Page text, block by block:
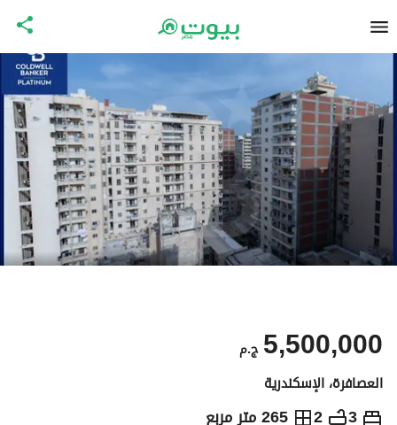
ج.م 5,500,000
العصافرة، الإسكندرية
3
2 265 متر مربع